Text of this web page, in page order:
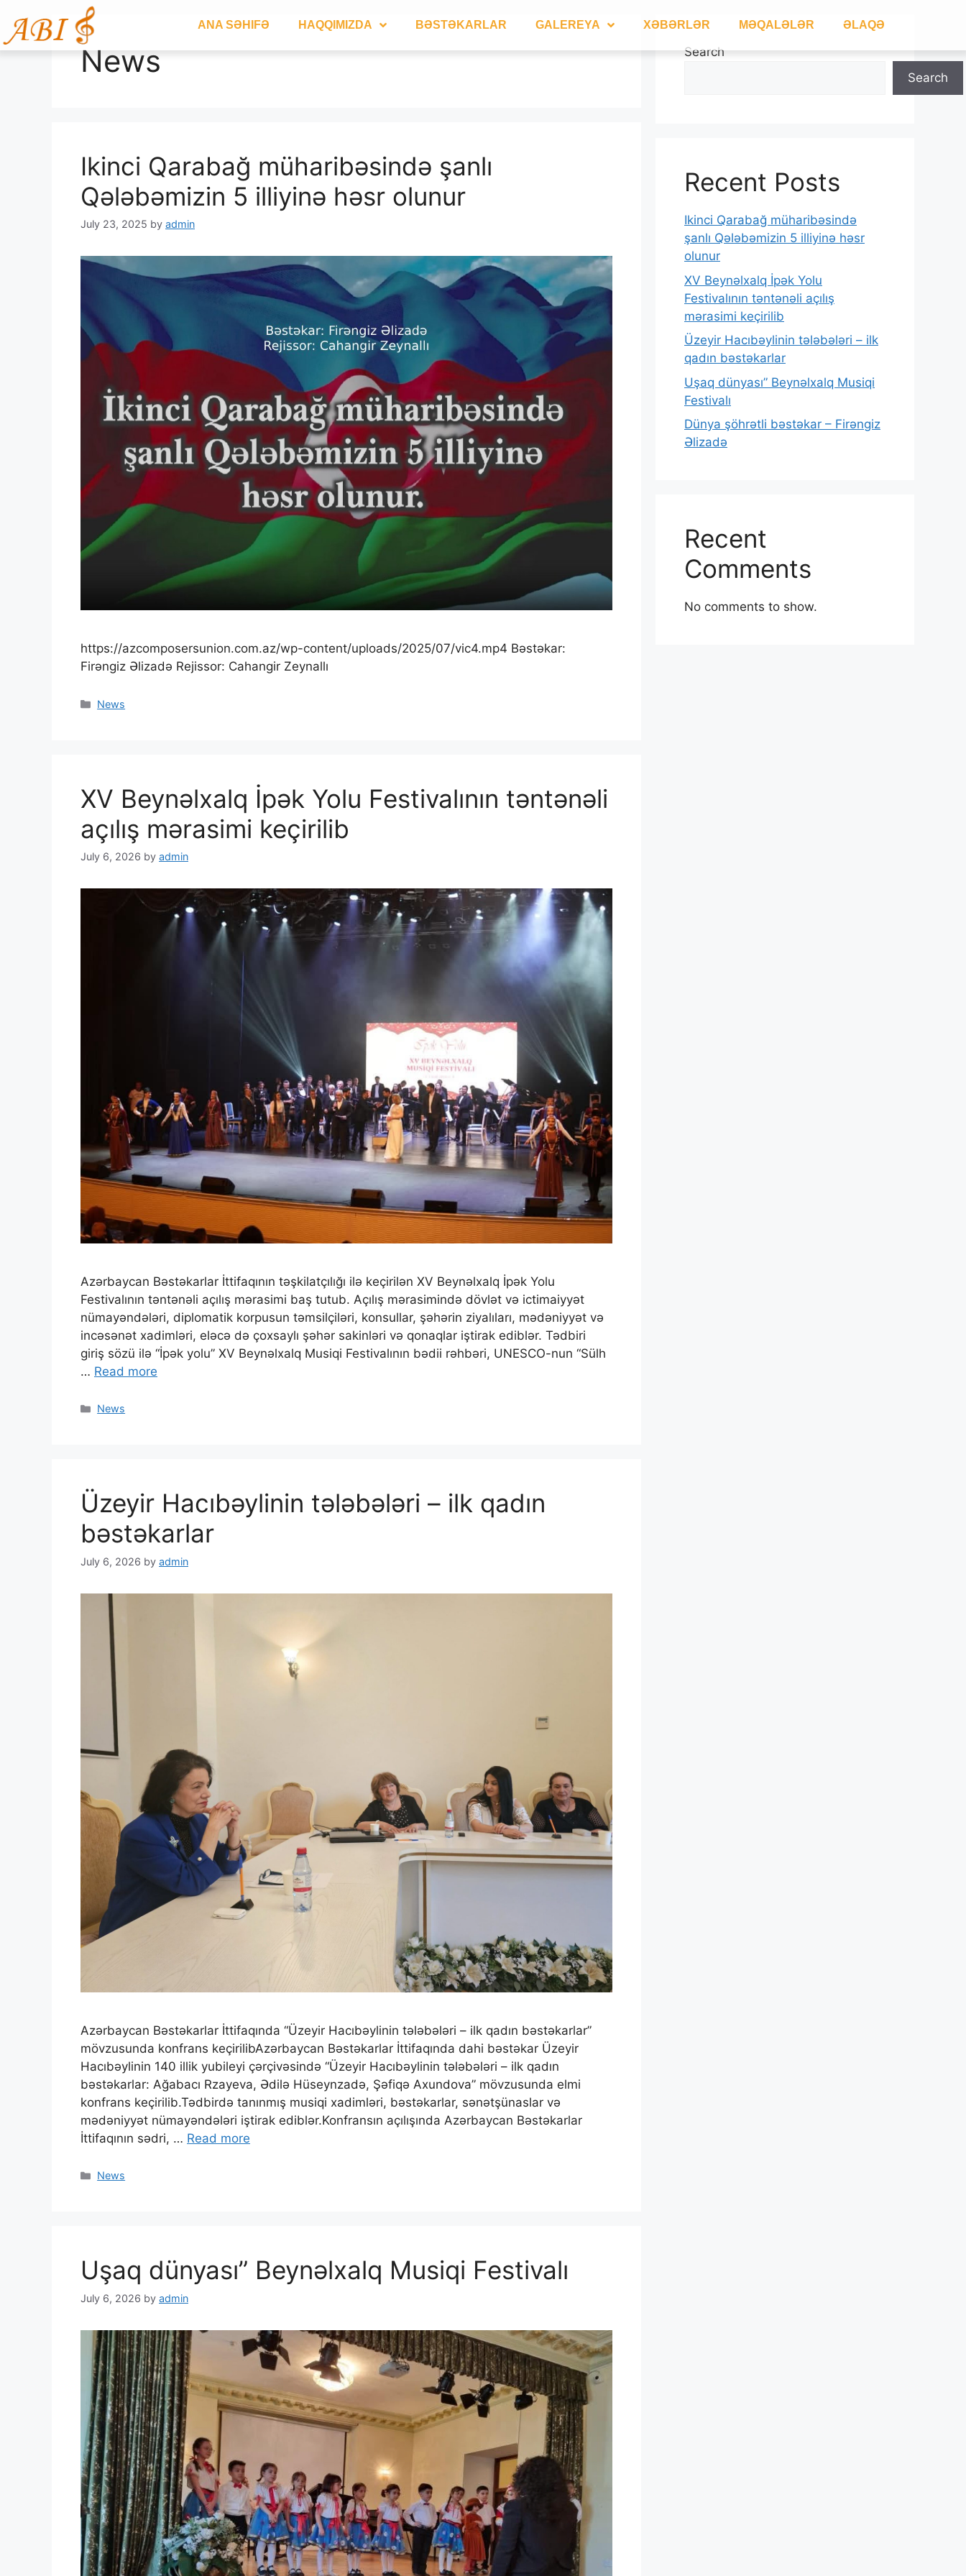
ANA SƏHIFƏ HAQQIMIZDA BƏSTƏKARLAR GALEREYA XƏBƏRLƏR MƏQALƏLƏR ƏLAQƏ
News
Ikinci Qarabağ müharibəsində şanlı
Qələbəmizin 5 illiyinə həsr olunur
July 23, 2025 by admin
https://azcomposersunion.com.az/wp-content/uploads/2025/07/vic4.mp4 Bəstəkar:
Firəngiz Əlizadə Rejissor: Cahangir Zeynallı
News
XV Beynəlxalq İpək Yolu Festivalının təntənəli
açılış mərasimi keçirilib
July 6, 2026 by admin
Azərbaycan Bəstəkarlar İttifaqının təşkilatçılığı ilə keçirilən XV Beynəlxalq İpək Yolu
Festivalının təntənəli açılış mərasimi baş tutub. Açılış mərasimində dövlət və ictimaiyyət
nümayəndələri, diplomatik korpusun təmsilçiləri, konsullar, şəhərin ziyalıları, mədəniyyət və
incəsənət xadimləri, eləcə də çoxsaylı şəhər sakinləri və qonaqlar iştirak ediblər. Tədbiri
giriş sözü ilə “İpək yolu” XV Beynəlxalq Musiqi Festivalının bədii rəhbəri, UNESCO-nun “Sülh
… Read more
News
Üzeyir Hacıbəylinin tələbələri – ilk qadın
bəstəkarlar
July 6, 2026 by admin
Azərbaycan Bəstəkarlar İttifaqında “Üzeyir Hacıbəylinin tələbələri – ilk qadın bəstəkarlar”
mövzusunda konfrans keçirilibAzərbaycan Bəstəkarlar İttifaqında dahi bəstəkar Üzeyir
Hacıbəylinin 140 illik yubileyi çərçivəsində “Üzeyir Hacıbəylinin tələbələri – ilk qadın
bəstəkarlar: Ağabacı Rzayeva, Ədilə Hüseynzadə, Şəfiqə Axundova” mövzusunda elmi
konfrans keçirilib.Tədbirdə tanınmış musiqi xadimləri, bəstəkarlar, sənətşünaslar və
mədəniyyət nümayəndələri iştirak ediblər.Konfransın açılışında Azərbaycan Bəstəkarlar
İttifaqının sədri, … Read more
News
Uşaq dünyası” Beynəlxalq Musiqi Festivalı
July 6, 2026 by admin
Search
Search
Recent Posts
Ikinci Qarabağ müharibəsində
şanlı Qələbəmizin 5 illiyinə həsr
olunur
XV Beynəlxalq İpək Yolu
Festivalının təntənəli açılış
mərasimi keçirilib
Üzeyir Hacıbəylinin tələbələri – ilk
qadın bəstəkarlar
Uşaq dünyası” Beynəlxalq Musiqi
Festivalı
Dünya şöhrətli bəstəkar – Firəngiz
Əlizadə
Recent
Comments
No comments to show.